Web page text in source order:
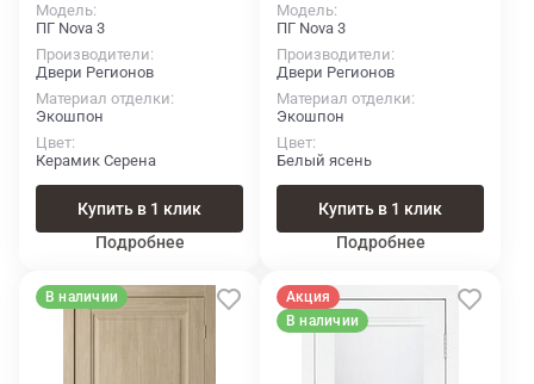
Модель
ПГ Nova 3
Производители
Двери Регионов
Материал отделки
Экошпон
Цвет
Керамик Серена
Купить в 1 клик
Подробнее
Модель
ПГ Nova 3
Производители
Двери Регионов
Материал отделки
Экошпон
Цвет
Белый ясень
Купить в 1 клик
Подробнее
В наличии
Акция
В наличии